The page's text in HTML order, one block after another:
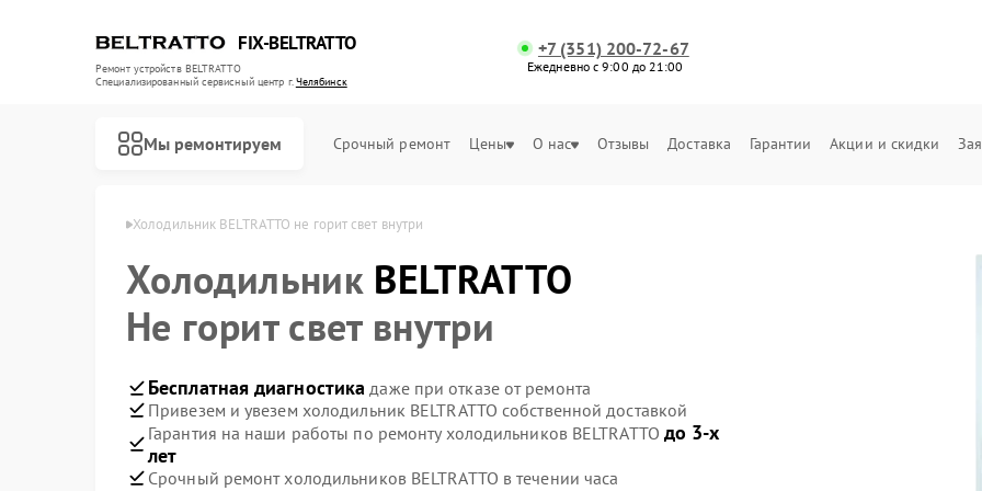
FIX-BELTRATTO
Ремонт устройств BELTRATTO
Специализированный cервисный центр г.Челябинск
+7 (351) 200-72-67
Ежедневно с 9:00 до 21:00
Мы ремонтируем Срочный ремонт Цены О нас Отзывы Доставка Гарантии Акции и скидки
в Челябинске Холодильник BELTRATTO не горит свет внутри
Холодильник BELTRATTO
Не горит свет внутри
Бесплатная диагностика даже при отказе от ремонта
Привезем и увезем холодильник BELTRATTO собственной доставкой
Гарантия на наши работы по ремонту холодильников BELTRATTO до 3-х
лет
Срочный ремонт холодильников BELTRATTO в течении часа